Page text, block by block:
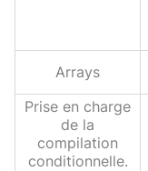
Arrays
Prise en charge
de la
compilation
conditionnelle.